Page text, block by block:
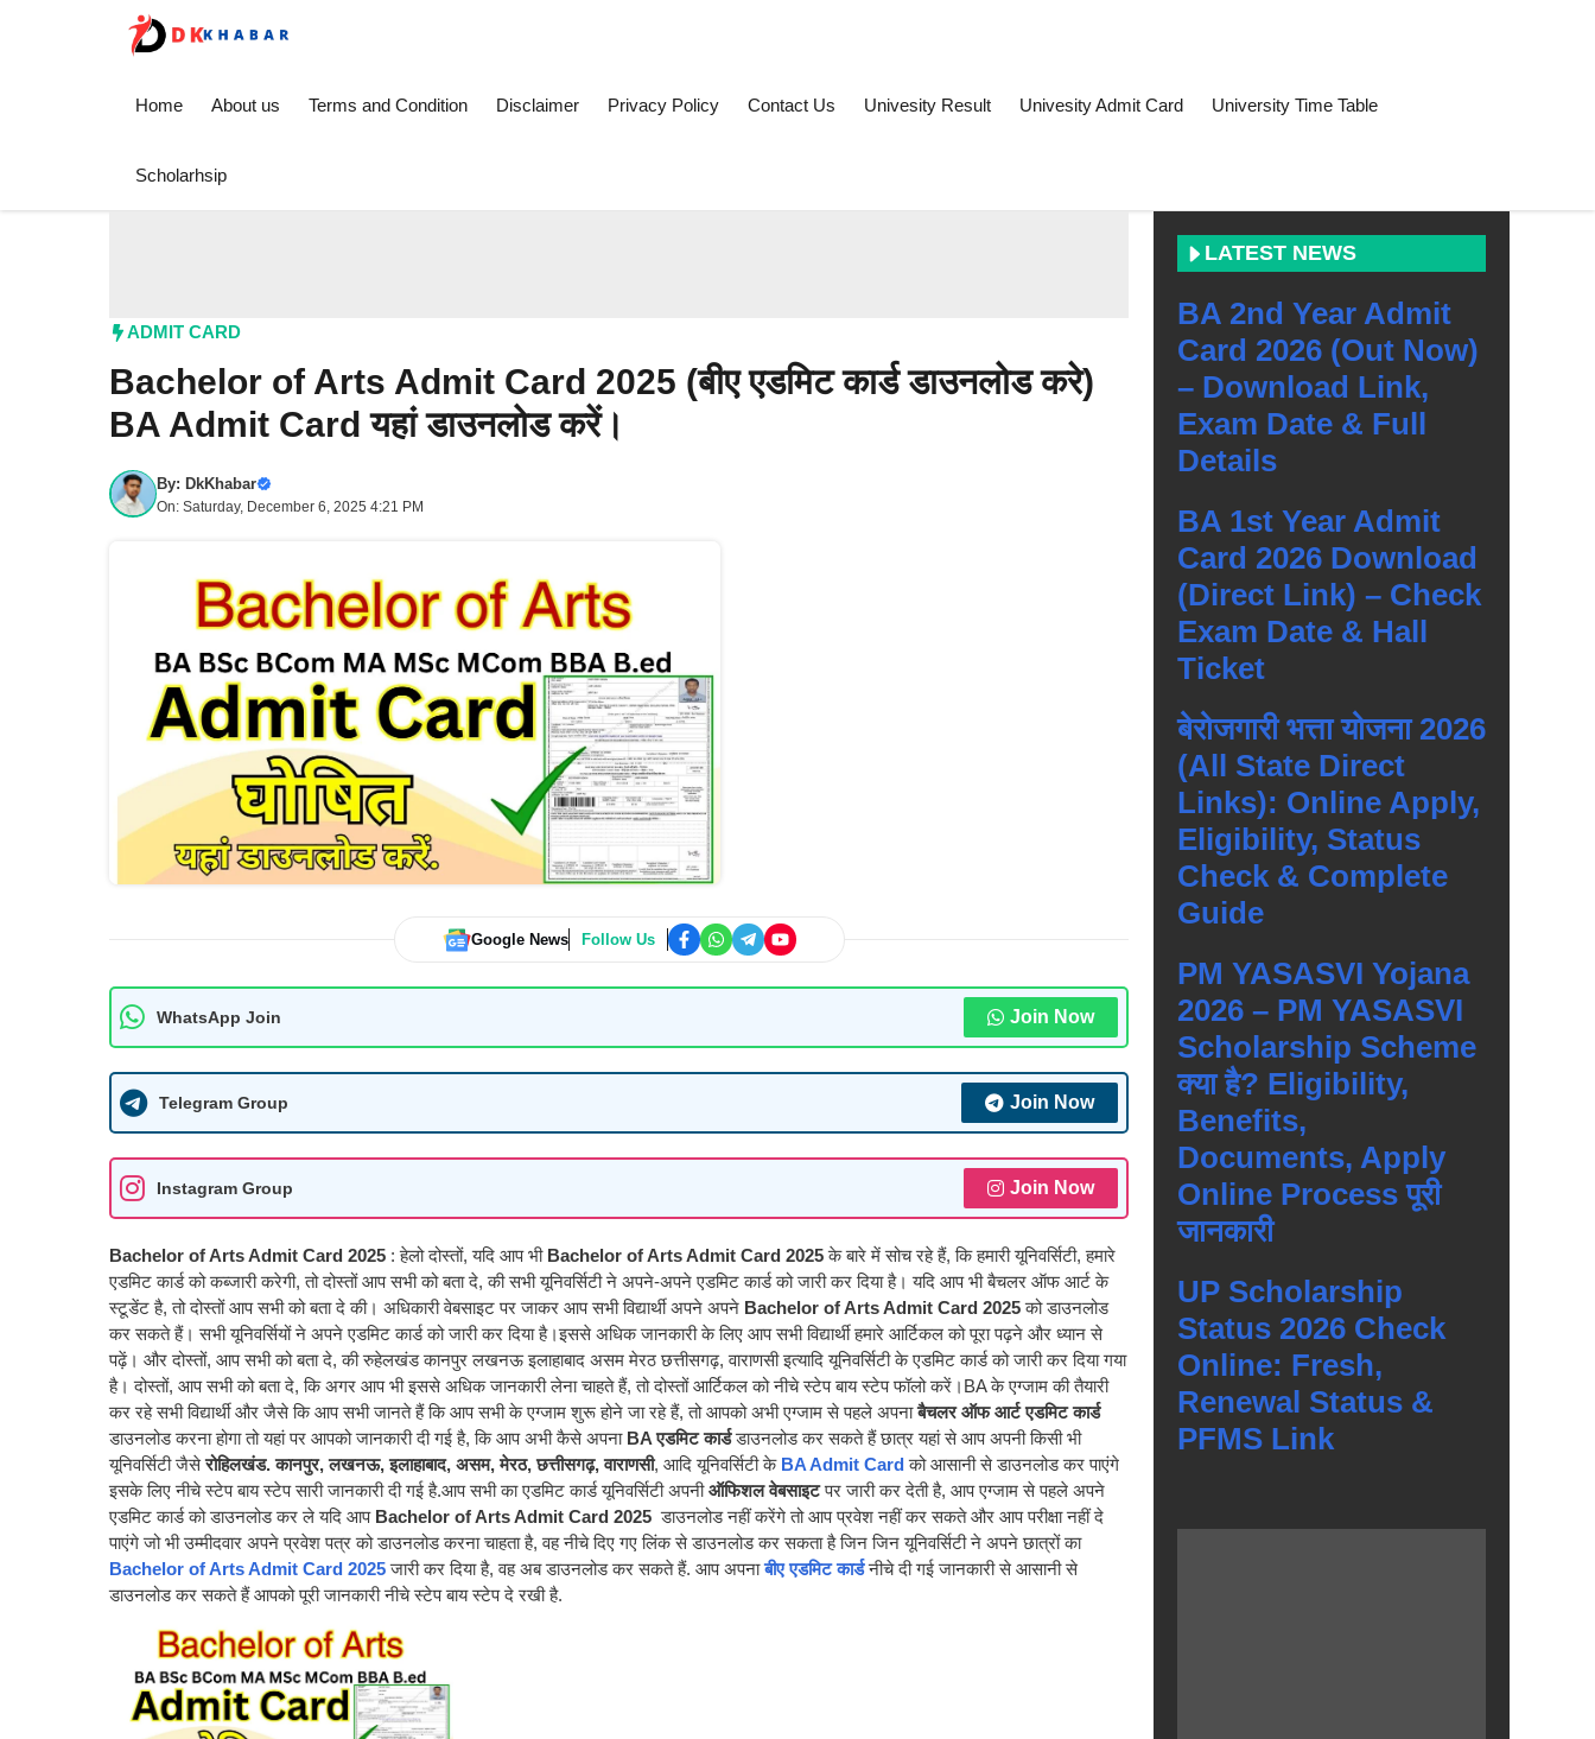
Home About us Terms and Condition Disclaimer Privacy Policy Contact Us Univesity Result Univesity Admit Card University Time Table
Scholarhsip
ADMIT CARD
Bachelor of Arts Admit Card 2025 (बीए एडमिट कार्ड डाउनलोड करे)
BA Admit Card यहां डाउनलोड करें।
By: DkKhabar
On: Saturday, December 6, 2025 4:21 PM
Google News Follow Us
WhatsApp Join Join Now
Telegram Group Join Now
Instagram Group Join Now
Bachelor of Arts Admit Card 2025 : हेलो दोस्तों, यदि आप भी Bachelor of Arts Admit Card 2025के बारे में सोच रहे हैं, कि हमारी यूनिवर्सिटी, हमारे
एडमिट कार्ड को कब्जारी करेगी, तो दोस्तों आप सभी को बता दे, की सभी यूनिवर्सिटी ने अपने-अपने एडमिट कार्ड को जारी कर दिया है। यदि आप भी बैचलर ऑफ आर्ट के
स्टूडेंट है, तो दोस्तों आप सभी को बता दे की। अधिकारी वेबसाइट पर जाकर आप सभी विद्यार्थी अपने अपने Bachelor of Arts Admit Card 2025को डाउनलोड
कर सकते हैं। सभी यूनिवर्सियों ने अपने एडमिट कार्ड को जारी कर दिया है।इससे अधिक जानकारी के लिए आप सभी विद्यार्थी हमारे आर्टिकल को पूरा पढ़ने और ध्यान से
पढ़ें। और दोस्तों, आप सभी को बता दे, की रुहेलखंड कानपुर लखनऊ इलाहाबाद असम मेरठ छत्तीसगढ़, वाराणसी इत्यादि यूनिवर्सिटी के एडमिट कार्ड को जारी कर दिया गया
है। दोस्तों, आप सभी को बता दे, कि अगर आप भी इससे अधिक जानकारी लेना चाहते हैं, तो दोस्तों आर्टिकल को नीचे स्टेप बाय स्टेप फॉलो करें। BA के एग्जाम की तैयारी
कर रहे सभी विद्यार्थी और जैसे कि आप सभी जानते हैं कि आप सभी के एग्जाम शुरू होने जा रहे हैं, तो आपको अभी एग्जाम से पहले अपनाबैचलर ऑफ आर्ट एडमिट कार्ड
डाउनलोड करना होगा तो यहां पर आपको जानकारी दी गई है, कि आप अभी कैसे अपना BA एडमिट कार्डडाउनलोड कर सकते हैं छात्र यहां से आप अपनी किसी भी
यूनिवर्सिटी जैसेरोहिलखंड. कानपुर, लखनऊ, इलाहाबाद, असम, मेरठ, छत्तीसगढ़, वाराणसी, आदि यूनिवर्सिटी के BA Admit Cardको आसानी से डाउनलोड कर पाएंगे
इसके लिए नीचे स्टेप बाय स्टेप सारी जानकारी दी गई है.आप सभी का एडमिट कार्ड यूनिवर्सिटी अपनीऑफिशल वेबसाइटपर जारी कर देती है, आप एग्जाम से पहले अपने
एडमिट कार्ड को डाउनलोड कर ले यदि आप Bachelor of Arts Admit Card 2025 डाउनलोड नहीं करेंगे तो आप प्रवेश नहीं कर सकते और आप परीक्षा नहीं दे
पाएंगे जो भी उम्मीदवार अपने प्रवेश पत्र को डाउनलोड करना चाहता है, वह नीचे दिए गए लिंक से डाउनलोड कर सकता है जिन जिन यूनिवर्सिटी ने अपने छात्रों का
Bachelor of Arts Admit Card 2025 जारी कर दिया है, वह अब डाउनलोड कर सकते हैं. आप अपनाबीए एडमिट कार्डनीचे दी गई जानकारी से आसानी से
डाउनलोड कर सकते हैं आपको पूरी जानकारी नीचे स्टेप बाय स्टेप दे रखी है.
LATEST NEWS
BA 2nd Year Admit
Card 2026 (Out Now)
– Download Link,
Exam Date & Full
Details
BA 1st Year Admit
Card 2026 Download
(Direct Link) – Check
Exam Date & Hall
Ticket
बेरोजगारी भत्ता योजना 2026
(All State Direct
Links): Online Apply,
Eligibility, Status
Check & Complete
Guide
PM YASASVI Yojana
2026 – PM YASASVI
Scholarship Scheme
क्या है? Eligibility,
Benefits,
Documents, Apply
Online Process पूरी
जानकारी
UP Scholarship
Status 2026 Check
Online: Fresh,
Renewal Status &
PFMS Link